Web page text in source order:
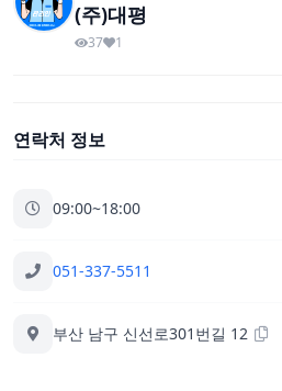
(주)대평
37 1
연락처 정보
09:00~18:00
051-337-5511
부산 남구 신선로301번길 12